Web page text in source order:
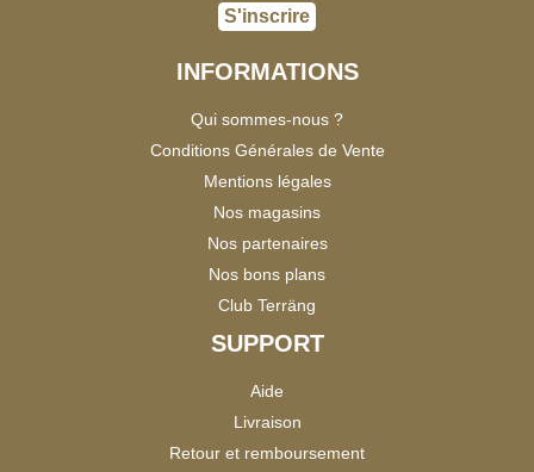
S'inscrire
INFORMATIONS
Qui sommes-nous ?
Conditions Générales de Vente
Mentions légales
Nos magasins
Nos partenaires
Nos bons plans
Club Terräng
SUPPORT
Aide
Livraison
Retour et remboursement